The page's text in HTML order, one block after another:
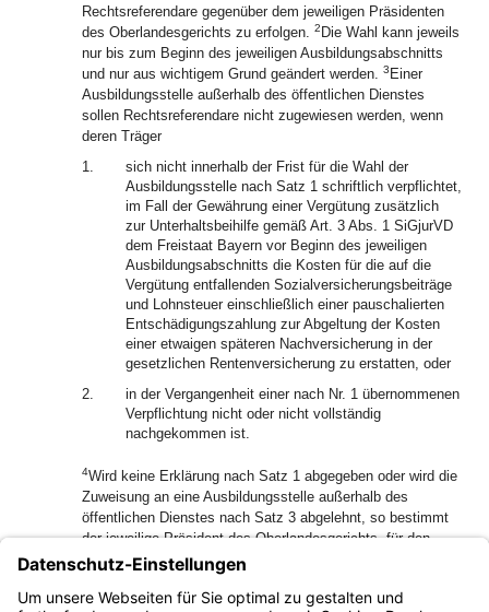
Rechtsreferendare gegenüber dem jeweiligen Präsidenten
des Oberlandesgerichts zu erfolgen. 2 Die Wahl kann jeweils
nur bis zum Beginn des jeweiligen Ausbildungsabschnitts
und nur aus wichtigem Grund geändert werden. 3 Einer
Ausbildungsstelle außerhalb des öffentlichen Dienstes
sollen Rechtsreferendare nicht zugewiesen werden, wenn
deren Träger
1.
sich nicht innerhalb der Frist für die Wahl der
Ausbildungsstelle nach Satz 1 schriftlich verpflichtet,
im Fall der Gewährung einer Vergütung zusätzlich
zur Unterhaltsbeihilfe gemäß Art. 3 Abs. 1 SiGjurVD
dem Freistaat Bayern vor Beginn des jeweiligen
Ausbildungsabschnitts die Kosten für die auf die
Vergütung entfallenden Sozialversicherungsbeiträge
und Lohnsteuer einschließlich einer pauschalierten
Entschädigungszahlung zur Abgeltung der Kosten
einer etwaigen späteren Nachversicherung in der
gesetzlichen Rentenversicherung zu erstatten, oder
2.
in der Vergangenheit einer nach Nr. 1 übernommenen
Verpflichtung nicht oder nicht vollständig
nachgekommen ist.
4Wird keine Erklärung nach Satz 1 abgegeben oder wird die
Zuweisung an eine Ausbildungsstelle außerhalb des
öffentlichen Dienstes nach Satz 3 abgelehnt, so bestimmt
der jeweilige Präsident des Oberlandesgerichts, für den
Ausbildungsabschnitt nach Abs. 2 Satz 1 Nr. 4 im
Einvernehmen mit der jeweiligen Regierung, die
Ausbildungsstelle für den jeweiligen Ausbildungsabschnitt